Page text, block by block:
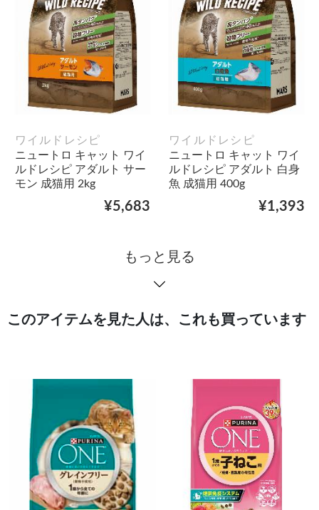
ワイルドレシピ
ニュートロ キャット ワイ
ルドレシピ アダルト サー
モン 成猫用 2kg
¥5,683
ワイルドレシピ
ニュートロ キャット ワイ
ルドレシピ アダルト 白身
魚 成猫用 400g
¥1,393
もっと見る
このアイテムを見た人は、これも買っています